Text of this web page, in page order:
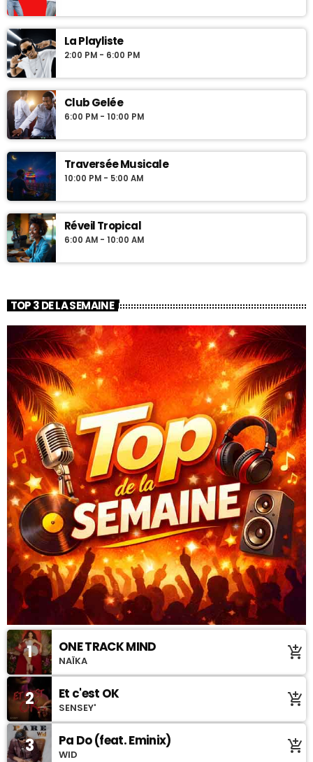
La Playliste
2:00 PM - 6:00 PM
Club Gelée
6:00 PM - 10:00 PM
Traversée Musicale
10:00 PM - 5:00 AM
Réveil Tropical
6:00 AM - 10:00 AM
TOP 3 DE LA SEMAINE
1 ONE TRACK MIND
NAÏKA add_shopping_cart
2 Et c'est OK
SENSEY' add_shopping_cart
3 Pa Do (feat. Eminix)
WID add_shopping_cart